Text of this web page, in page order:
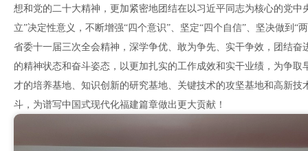
想和党的二十大精神，更加紧密地团结在以习近平同志为核心的党中
立”决定性意义，不断增强“四个意识”、坚定“四个自信”、坚决做到“
省委十一届三次全会精神，深学争优、敢为争先、实干争效，团结奋
的精神状态和奋斗姿态，以更加扎实的工作成效和实干业绩，为争取
才的培养基地、知识创新的研究基地、关键技术的攻坚基地和高新技
斗，为谱写中国式现代化福建篇章做出更大贡献！